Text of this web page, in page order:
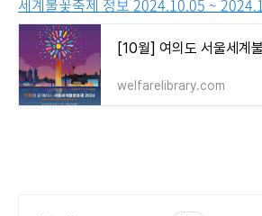
세계불꽃축제 정보 2024.10.05 ~
welfarelibrary.com